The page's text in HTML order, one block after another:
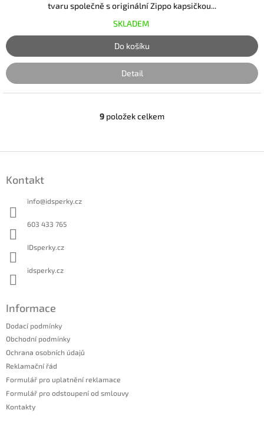
tvaru společně s originální Zippo kapsičkou...
SKLADEM
Do košíku
Detail
O
á
9 položek celkem
Kontakt
info@idsperky.cz
603 433 765
IDsperky.cz
idsperky.cz
Informace
Dodací podmínky
Obchodní podmínky
Ochrana osobních údajů
Reklamační řád
Formulář pro uplatnění reklamace
Formulář pro odstoupení od smlouvy
Kontakty